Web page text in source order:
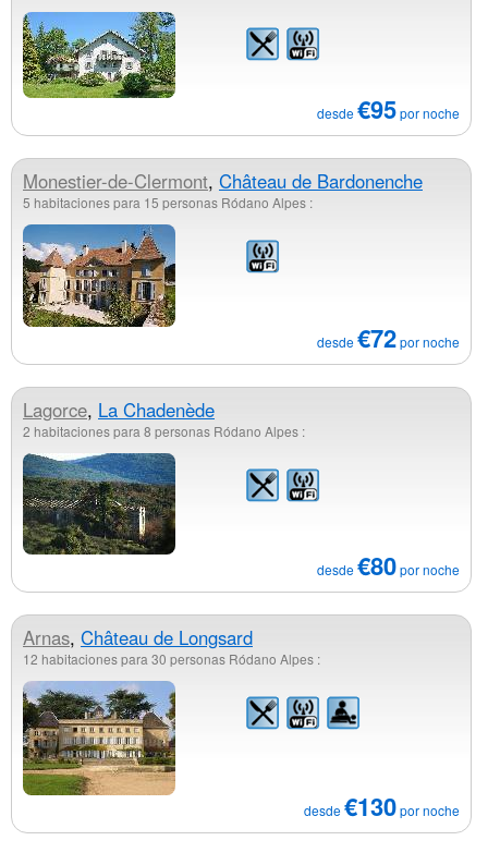
desde€95por noche
Monestier-de-Clermont, Château de Bardonenche
5 habitaciones para 15 personas Ródano Alpes :
desde€72por noche
Lagorce, La Chadenède
2 habitaciones para 8 personas Ródano Alpes :
desde€80por noche
Arnas, Château de Longsard
12 habitaciones para 30 personas Ródano Alpes :
desde€130por noche